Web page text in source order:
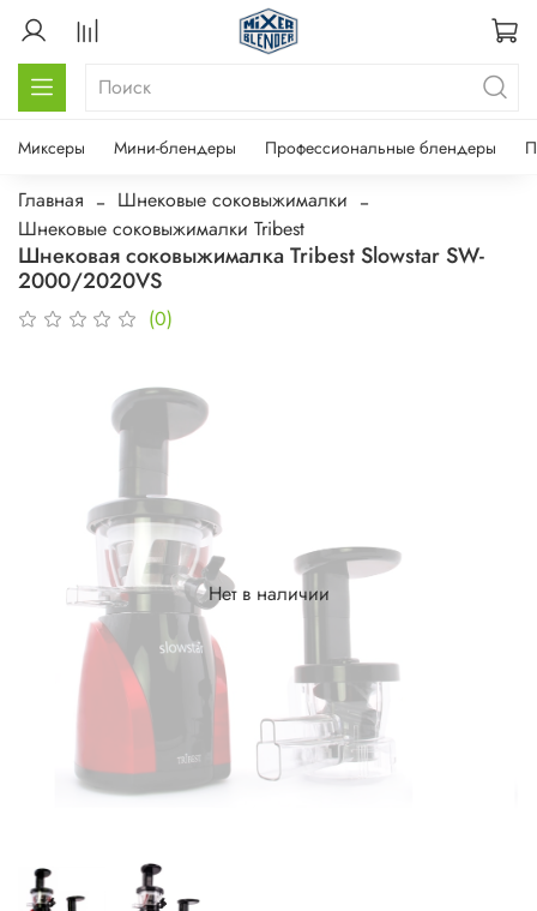
Миксеры Мини-блендеры Профессиональные блендеры
Главная
Шнековые соковыжималки
Шнековые соковыжималки Tribest
Шнековая соковыжималка Tribest Slowstar SW-
2000/2020VS
(0)
Нет в наличии